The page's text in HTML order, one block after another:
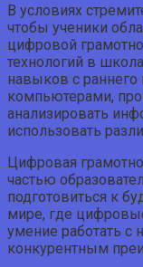
В условиях
чтобы ученики
цифровой
технологий в
навыков с раннего
компьютерами,
анализировать
использовать
Цифровая
частью
подготовиться к
мире, где
умение работать с
конкурентным